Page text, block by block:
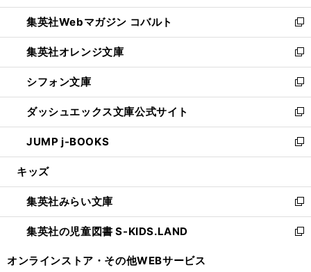
開
く
ウ
で
開
く
ン
ド
ウ
で
開
く
ウ
ィ
ン
ド
ウ
で
開
く
集英社Webマガジン コバルト
新
し
い
ウ
ィ
ン
ド
ウ
で
開
集英社オレンジ文庫
新
し
い
ウ
ィ
ン
ド
ウ
開
く
シフォン文庫
新
し
い
ウ
ィ
ン
ウ
で
開
く
ダッシュエックス文庫公式サイト
新
し
い
ウ
ン
ド
ウ
で
JUMP j-BOOKS
新
し
ウ
ィ
ン
ド
キッズ
集英社みらい文庫
新
し
い
集英社の児童図書 S-KIDS.LAND
新
オンラインストア・ その他WEBサービス